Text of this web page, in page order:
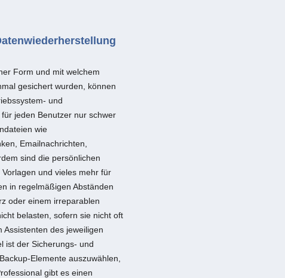
Form und mit welchem
gesichert wurden, können
und
jeden Benutzer nur schwer
wie
Emailnachrichten,
sind die persönlichen
und vieles mehr für
in regelmäßigen Abständen
oder einem irreparablen
belasten, sofern sie nicht oft
des jeweiligen
ist der Sicherungs- und
Elemente auszuwählen,
gibt es einen